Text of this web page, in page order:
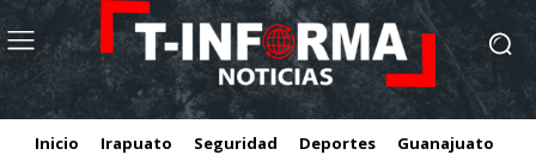
Inicio Irapuato Seguridad Deportes Guanajuato